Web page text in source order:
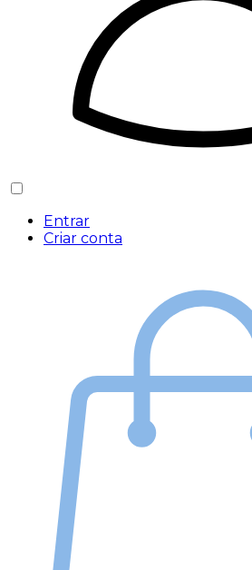
Entrar
Criar conta